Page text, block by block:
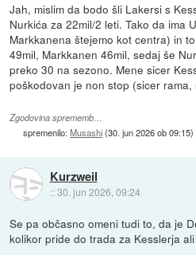
Jah, mislim da bodo šli Lakersi s
Nurkića za 22mil/2 leti. Tako da ima
Markkanena štejemo kot centra) in
49mil, Markkanen 46mil, sedaj še
preko 30 na sezono. Mene sicer
poškodovan je non stop (sicer rama,
Zgodovina sprememb…
spremenilo:Musashi(30. jun 2026 ob 09:15)
Kurzweil
::30. jun 2026, 09:24
Se pa občasno omeni tudi to, da je
kolikor pride do trada za Kesslerja